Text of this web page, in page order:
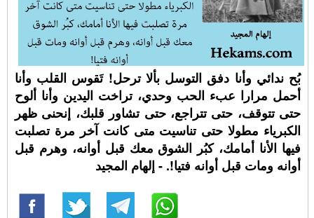
بُح ندائي وأنا دفق التوسل بألا ترحل! تَقوس القلب وأنا
أحمل مرارا عبء الحب وحدي، تراخت اليدين وأنا ألوح
حتى تتوقف، حتى تتراجع، حتى تشاور قلبك، إنحنى ظهر
الكبرياء مطولا حتى تناسيت متى كانت آخر مرة تصلبت
فيها الأنا أمامك، كبُر الشوق معك قبل أوانه، وهرم قبل
أوانه ومات قبل أوانه فتيا!. - إلهام المجيد